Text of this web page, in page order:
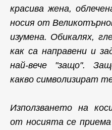
красива жена,
носия от
изумена. Обикалях,
как са направени и
най-вече "защо".
какво символизират
Използването на
от носията се приема